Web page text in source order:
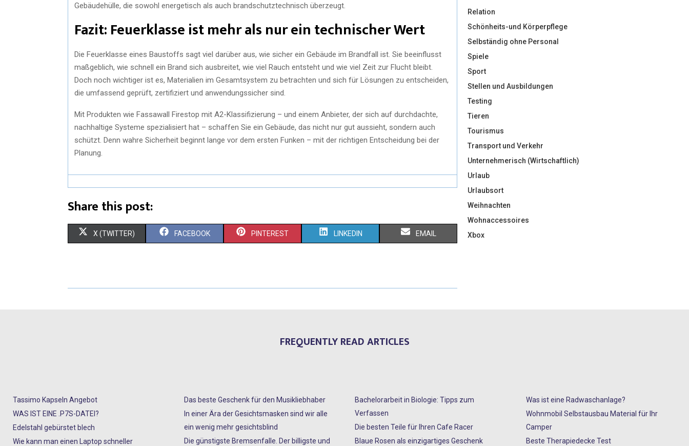
Gebäudehülle, die sowohl energetisch als auch brandschutztechnisch überzeugt.
Fazit: Feuerklasse ist mehr als nur ein technischer Wert
Die Feuerklasse eines Baustoffs sagt viel darüber aus, wie sicher ein Gebäude im Brandfall ist. Sie beeinflusst
maßgeblich, wie schnell ein Brand sich ausbreitet, wie viel Rauch entsteht und wie viel Zeit zur Flucht bleibt.
Doch noch wichtiger ist es, Materialien im Gesamtsystem zu betrachten und sich für Lösungen zu entscheiden,
die umfassend geprüft, zertifiziert und anwendungssicher sind.
Mit Produkten wie Fassawall Firestop mit A2-Klassifizierung – und einem Anbieter, der sich auf durchdachte,
nachhaltige Systeme spezialisiert hat – schaffen Sie ein Gebäude, das nicht nur gut aussieht, sondern auch
schützt. Denn wahre Sicherheit beginnt lange vor dem ersten Funken – mit der richtigen Entscheidung bei der
Planung.
Share this post:
X (TWITTER) FACEBOOK PINTEREST LINKEDIN EMAIL
Relation
Schönheits-und Körperpflege
Selbständig ohne Personal
Spiele
Sport
Stellen und Ausbildungen
Testing
Tieren
Tourismus
Transport und Verkehr
Unternehmerisch (Wirtschaftlich)
Urlaub
Urlaubsort
Weihnachten
Wohnaccessoires
Xbox
FREQUENTLY READ ARTICLES
Tassimo Kapseln Angebot
WAS IST EINE .P7S-DATEI?
Edelstahl gebürstet blech
Wie kann man einen Laptop schneller
Das beste Geschenk für den Musikliebhaber
In einer Ära der Gesichtsmasken sind wir alle
ein wenig mehr gesichtsblind
Die günstigste Bremsenfalle. Der billigste und
Bachelorarbeit in Biologie: Tipps zum
Verfassen
Die besten Teile für Ihren Cafe Racer
Blaue Rosen als einzigartiges Geschenk
Was ist eine Radwaschanlage?
Wohnmobil Selbstausbau Material für Ihr
Camper
Beste Therapiedecke Test